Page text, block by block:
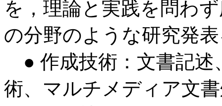
を，理論と実践を問わ
の分野のような研究発
● 作成技術：文書記述
術、マルチメディア文